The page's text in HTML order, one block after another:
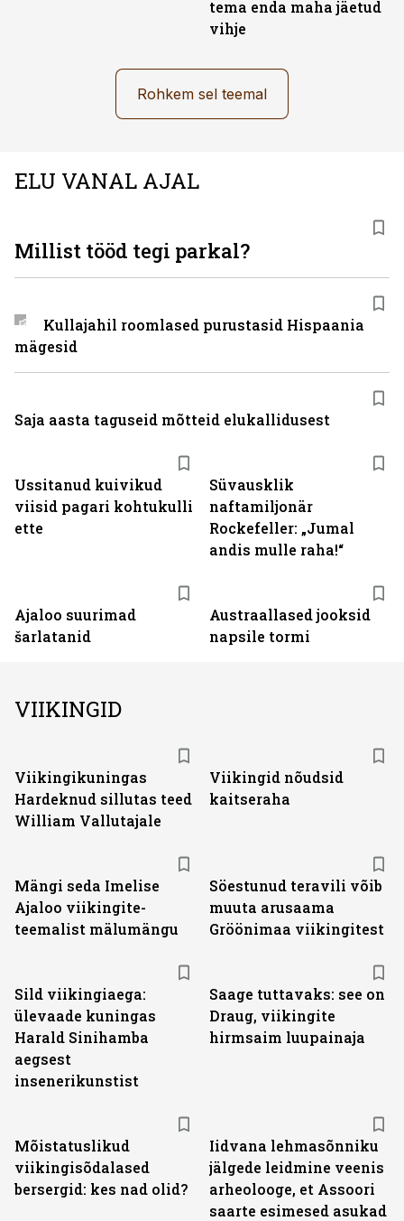
tema enda maha jäetud
vihje
Rohkem sel teemal
ELU VANAL AJAL
Ussitanud kuivikud
viisid pagari kohtukulli
ette
Süvausklik
naftamiljonär
Rockefeller: „Jumal
andis mulle raha!“
Ajaloo suurimad
šarlatanid
Austraallased jooksid
napsile tormi
Millist tööd tegi parkal?
Kullajahil roomlased purustasid Hispaania
mägesid
Saja aasta taguseid mõtteid elukallidusest
VIIKINGID
Viikingikuningas
Hardeknud sillutas teed
William Vallutajale
Viikingid nõudsid
kaitseraha
Mängi seda Imelise
Ajaloo viikingite-
teemalist mälumängu
Söestunud teravili võib
muuta arusaama
Gröönimaa viikingitest
Sild viikingiaega:
ülevaade kuningas
Harald Sinihamba
aegsest
insenerikunstist
Saage tuttavaks: see on
Draug, viikingite
hirmsaim luupainaja
Mõistatuslikud
viikingisõdalased
bersergid: kes nad olid?
Iidvana lehmasõnniku
jälgede leidmine veenis
arheolooge, et Assoori
saarte esimesed asukad